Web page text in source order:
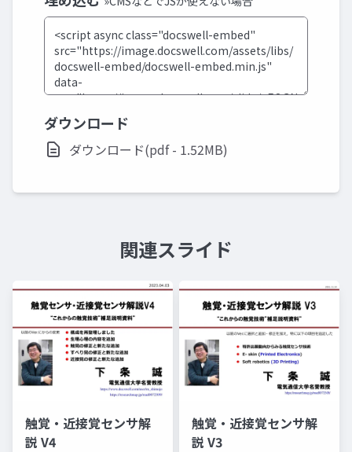
ダウンロード
ダウンロード(pdf - 1.52MB)
関連スライド
触覚・近接覚センサ解
説 V4
触覚・近接覚センサ解
説 V3